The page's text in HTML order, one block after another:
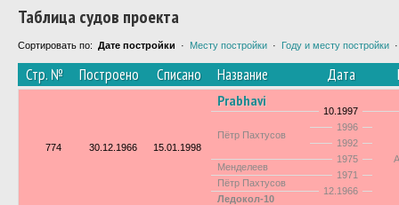
Таблица судов проекта
Сортировать по: Дате постройки · Месту постройки · Году и месту постройки
Стр. № Построено Списано Название Дата
774 30.12.1966 15.01.1998
Prabhavi
10.1997
Пётр Пахтусов
1996
1992
1975
Менделеев
1971
Пётр Пахтусов
12.1966
Ледокол-10